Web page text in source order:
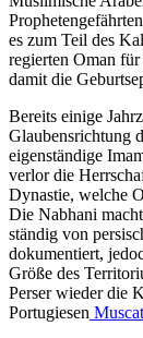
es zum Teil des
regierten Oman
damit die
Bereits einige
Glaubensrichtung
eigenständige
verlor die
Dynastie, welche
Die Nabhani
ständig von
dokumentiert,
Größe des
Perser wieder die
Portugiesen Muscat